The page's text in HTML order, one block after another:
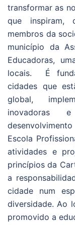
transformar as
que inspiram,
membros da
município da
Educadoras,
locais. É
cidades que
global,
inovadoras
Escola
atividades e
princípios da
a
cidade num
diversidade. Ao
promovido a